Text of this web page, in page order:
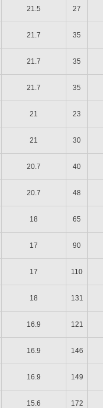
21.5 27
21.7 35
21.7 35
21.7 35
21 23
21 30
20.7 40
20.7 48
18 65
17 90
17 110
18 131
16.9 121
16.9 146
16.9 149
15.6 172